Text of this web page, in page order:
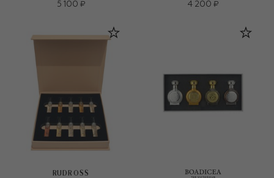
5 100 ₽
4 200 ₽
RUDROSS